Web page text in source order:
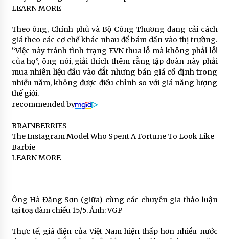
LEARN MORE
Theo ông, Chính phủ và Bộ Công Thương đang cải cách
giá theo các cơ chế khác nhau để bám dần vào thị trường.
“Việc này tránh tình trạng EVN thua lỗ mà không phải lỗi
của họ”, ông nói, giải thích thêm rằng tập đoàn này phải
mua nhiên liệu đầu vào đắt nhưng bán giá cố định trong
nhiều năm, không được điều chỉnh so với giá năng lượng
thế giới.
recommended by
BRAINBERRIES
The Instagram Model Who Spent A Fortune To Look Like
Barbie
LEARN MORE
Ông Hà Đăng Sơn (giữa) cùng các chuyên gia thảo luận
tại toạ đàm chiều 15/5. Ảnh: VGP
Thực tế, giá điện của Việt Nam hiện thấp hơn nhiều nước